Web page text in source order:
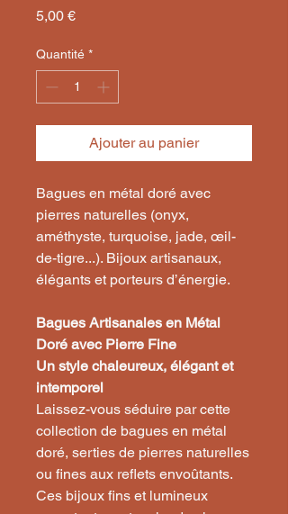
5,00 €Prix
Quantité *
Ajouter au panier
Bagues en métal doré avec
pierres naturelles (onyx,
améthyste, turquoise, jade, œil-
de-tigre...). Bijoux artisanaux,
élégants et porteurs d’énergie.
Bagues Artisanales en Métal
Doré avec Pierre Fine
Un style chaleureux, élégant et
intemporel
Laissez-vous séduire par cette
collection de bagues en métal
doré, serties de pierres naturelles
ou fines aux reflets envoûtants.
Ces bijoux fins et lumineux